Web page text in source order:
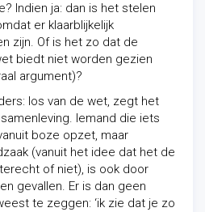
Indien ja: dan is het stelen
er klaarblijkelijk
zijn. Of is het zo dat de
biedt niet worden gezien
argument)?
los van de wet, zegt het
Iemand die iets
boze opzet, maar
(vanuit het idee dat het de
of niet), is ook door
gevallen. Er is dan geen
te zeggen: ‘ik zie dat je zo